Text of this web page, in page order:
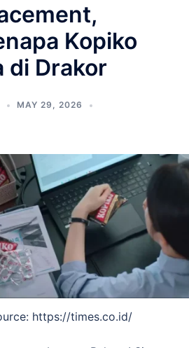
Kopiko
di Drakor
MAY 29, 2026
https://times.co.id/